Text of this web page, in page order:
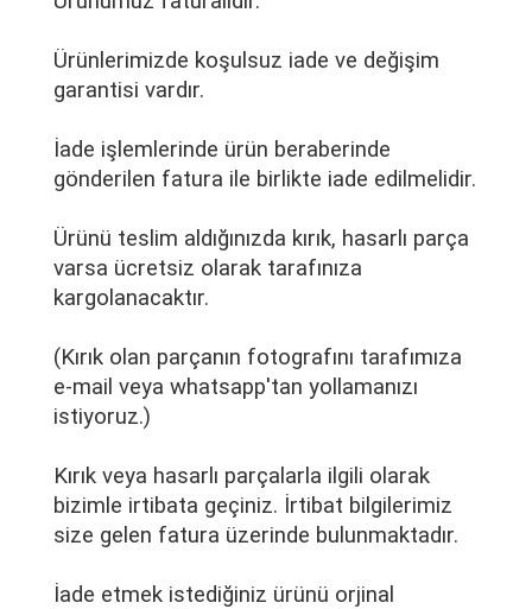
Ürünlerimizde koşulsuz iade ve değişim
garantisi vardır.
İade işlemlerinde ürün beraberinde
gönderilen fatura ile birlikte iade edilmelidir.
Ürünü teslim aldığınızda kırık, hasarlı parça
varsa ücretsiz olarak tarafınıza
kargolanacaktır.
(Kırık olan parçanın fotografını tarafımıza
e-mail veya whatsapp'tan yollamanızı
istiyoruz.)
Kırık veya hasarlı parçalarla ilgili olarak
bizimle irtibata geçiniz. İrtibat bilgilerimiz
size gelen fatura üzerinde bulunmaktadır.
İade etmek istediğiniz ürünü orjinal